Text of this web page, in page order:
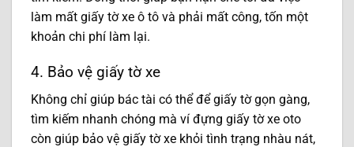
làm mất giấy tờ xe ô tô và phải mất công, tốn một
khoản chi phí làm lại.
4. Bảo vệ giấy tờ xe
Không chỉ giúp bác tài có thể để giấy tờ gọn gàng,
tìm kiếm nhanh chóng mà ví đựng giấy tờ xe oto
còn giúp bảo vệ giấy tờ xe khỏi tình trạng nhàu nát,